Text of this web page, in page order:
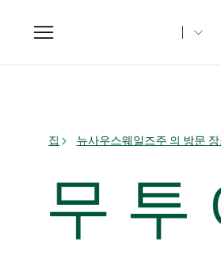
Toggle
navigation
집 뉴사우스웨일즈주 의 방문 장
무 투